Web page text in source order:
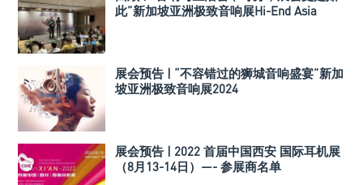
此”新加坡亚洲极致音响展Hi-End Asia
展会预告 | “不容错过的狮城音响盛宴”新加
坡亚洲极致音响展2024
展会预告 | 2022 首届中国西安 国际耳机展
（8月13-14日）—- 参展商名单